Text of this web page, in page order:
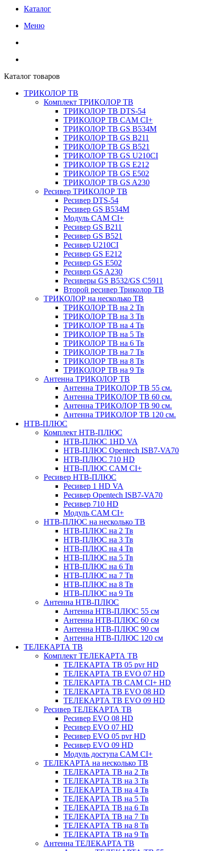
Каталог
Меню
Каталог товаров
ТРИКОЛОР ТВ
Комплект ТРИКОЛОР ТВ
ТРИКОЛОР ТВ DTS-54
ТРИКОЛОР ТВ CAM CI+
ТРИКОЛОР ТВ GS B534M
ТРИКОЛОР ТВ GS B211
ТРИКОЛОР ТВ GS B521
ТРИКОЛОР ТВ GS U210CI
ТРИКОЛОР ТВ GS E212
ТРИКОЛОР ТВ GS E502
ТРИКОЛОР ТВ GS A230
Ресивер ТРИКОЛОР ТВ
Ресивер DTS-54
Ресивер GS B534M
Модуль CAM CI+
Ресивер GS B211
Ресивер GS B521
Ресивер U210CI
Ресивер GS E212
Ресивер GS E502
Ресивер GS A230
Ресиверы GS B532/GS C5911
Второй ресивер Триколор ТВ
ТРИКОЛОР на несколько ТВ
ТРИКОЛОР ТВ на 2 Тв
ТРИКОЛОР ТВ на 3 Тв
ТРИКОЛОР ТВ на 4 Тв
ТРИКОЛОР ТВ на 5 Тв
ТРИКОЛОР ТВ на 6 Тв
ТРИКОЛОР ТВ на 7 Тв
ТРИКОЛОР ТВ на 8 Тв
ТРИКОЛОР ТВ на 9 Тв
Антенна ТРИКОЛОР ТВ
Антенна ТРИКОЛОР ТВ 55 см.
Антенна ТРИКОЛОР ТВ 60 см.
Антенна ТРИКОЛОР ТВ 90 см.
Антенна ТРИКОЛОР ТВ 120 см.
НТВ-ПЛЮС
Комплект НТВ-ПЛЮС
НТВ-ПЛЮС 1HD VA
НТВ-ПЛЮС Opentech ISB7-VA70
НТВ-ПЛЮС 710 HD
НТВ-ПЛЮС CAM CI+
Ресивер НТВ-ПЛЮС
Ресивер 1 HD VA
Ресивер Opentech ISB7-VA70
Ресивер 710 HD
Модуль CAM CI+
НТВ-ПЛЮС на несколько ТВ
НТВ-ПЛЮС на 2 Тв
НТВ-ПЛЮС на 3 Тв
НТВ-ПЛЮС на 4 Тв
НТВ-ПЛЮС на 5 Тв
НТВ-ПЛЮС на 6 Тв
НТВ-ПЛЮС на 7 Тв
НТВ-ПЛЮС на 8 Тв
НТВ-ПЛЮС на 9 Тв
Антенна НТВ-ПЛЮС
Антенна НТВ-ПЛЮС 55 см
Антенна НТВ-ПЛЮС 60 см
Антенна НТВ-ПЛЮС 90 см
Антенна НТВ-ПЛЮС 120 см
ТЕЛЕКАРТА ТВ
Комплект ТЕЛЕКАРТА ТВ
ТЕЛЕКАРТА ТВ 05 pvr HD
ТЕЛЕКАРТА ТВ EVO 07 HD
ТЕЛЕКАРТА ТВ CAM CI+ HD
ТЕЛЕКАРТА ТВ EVO 08 HD
ТЕЛЕКАРТА ТВ EVO 09 HD
Ресивер ТЕЛЕКАРТА ТВ
Ресивер EVO 08 HD
Ресивер EVO 07 HD
Ресивер EVO 05 pvr HD
Ресивер EVO 09 HD
Модуль доступа CAM CI+
ТЕЛЕКАРТА на несколько ТВ
ТЕЛЕКАРТА ТВ на 2 Тв
ТЕЛЕКАРТА ТВ на 3 Тв
ТЕЛЕКАРТА ТВ на 4 Тв
ТЕЛЕКАРТА ТВ на 5 Тв
ТЕЛЕКАРТА ТВ на 6 Тв
ТЕЛЕКАРТА ТВ на 7 Тв
ТЕЛЕКАРТА ТВ на 8 Тв
ТЕЛЕКАРТА ТВ на 9 Тв
Антенна ТЕЛЕКАРТА ТВ